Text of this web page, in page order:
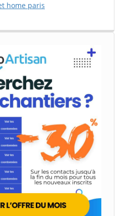
home paris